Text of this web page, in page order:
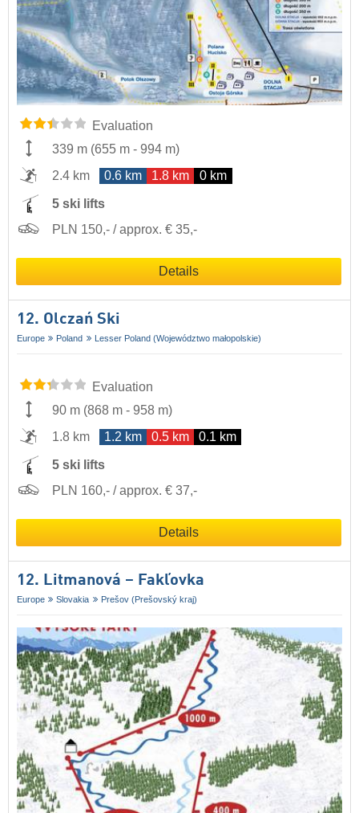
Evaluation
339 m (655 m - 994 m)
2.4 km
0.6 km 1.8 km 0 km
5 ski lifts
PLN 150,- / approx. € 35,-
Details
12. Olczań Ski
Europe Poland Lesser Poland (Województwo małopolskie)
Evaluation
90 m (868 m - 958 m)
1.8 km
1.2 km 0.5 km 0.1 km
5 ski lifts
PLN 160,- / approx. € 37,-
Details
12. Litmanová – Fakľovka
Europe Slovakia Prešov (Prešovský kraj)